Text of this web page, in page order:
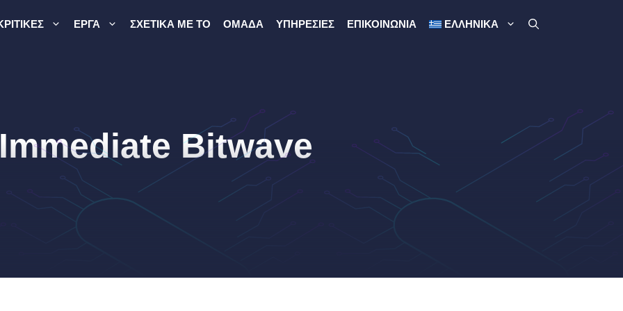
ΈΡΓΑ ΣΧΕΤΙΚΆ ΜΕ ΤΟ ΟΜΆΔΑ ΥΠΗΡΕΣΊΕΣ ΕΠΙΚΟΙΝΩΝΊΑ ΕΛΛΗΝΙΚΆ
Immediate Bitwave